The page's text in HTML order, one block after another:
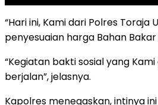
“Hari ini, Kami dari Polres
penyesuaian harga Bahan
“Kegiatan bakti sosial yang
berjalan”, jelasnya.
Kapolres menegaskan, intinya